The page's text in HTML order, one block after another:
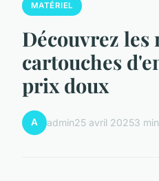
MATÉRIEL
Découvrez
cartouches
prix doux
A admin25 avril 20253